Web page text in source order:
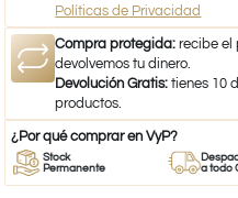
Políticas de Privacidad
Compra protegida: recibe el
devolvemos tu dinero.
Devolución Gratis: tienes 10
productos.
¿Por qué comprar en VyP?
Stock
Permanente
Despacho
a todo